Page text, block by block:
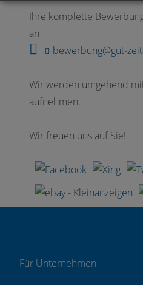
Ihre komplette
an
bewerbung@gut-
Wir werden umgehend
aufnehmen.
Wir freuen uns auf Sie!
Für Unternehmen